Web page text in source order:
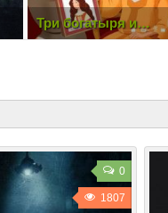
Сколько я буду
любить тебя? | How
0
1807